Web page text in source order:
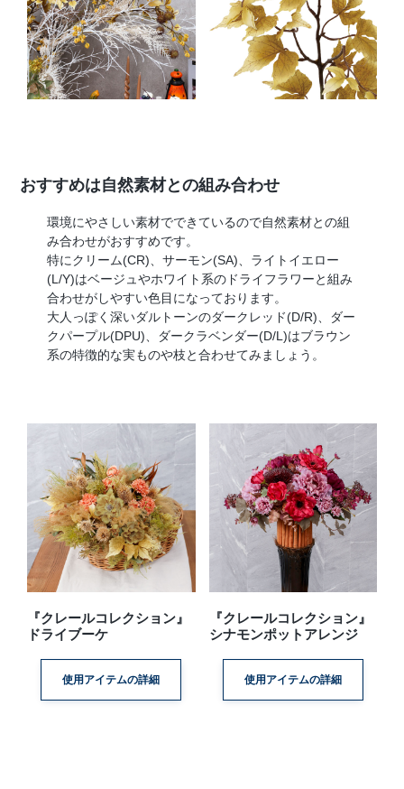
おすすめは自然素材との組み合わせ
環境にやさしい素材でできているので自然素材との組
み合わせがおすすめです。
特にクリーム(CR)、サーモン(SA)、ライトイエロー
(L/Y)はベージュやホワイト系のドライフラワーと組み
合わせがしやすい色目になっております。
大人っぽく深いダルトーンのダークレッド(D/R)、ダー
クパープル(DPU)、ダークラベンダー(D/L)はブラウン
系の特徴的な実ものや枝と合わせてみましょう。
『クレールコレクション』
ドライブーケ
使用アイテムの詳細
『クレールコレクション』
シナモンポットアレンジ
使用アイテムの詳細